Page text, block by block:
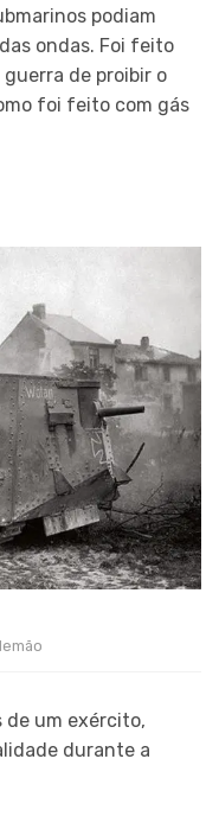
podiam
ondas. Foi feito
de proibir o
foi feito com gás
de um exército,
durante a